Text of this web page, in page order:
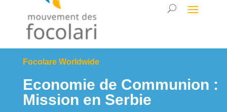
Focolare Worldwide
Economie de Communion :
Mission en Serbie